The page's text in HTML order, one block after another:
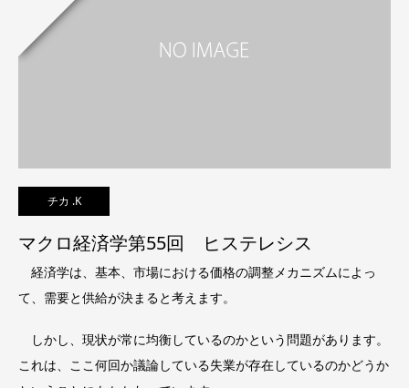
チカ .K
マクロ経済学第55回 ヒステレシス
経済学は、基本、市場における価格の調整メカニズムによっ
て、需要と供給が決まると考えます。
しかし、現状が常に均衡しているのかという問題があります。
これは、ここ何回か議論している失業が存在しているのかどうか